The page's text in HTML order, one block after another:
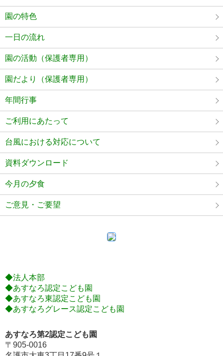
園の特色
一日の流れ
園の活動（保護者専用）
園だより（保護者専用）
年間行事
ご利用にあたって
台風における対応について
資料ダウンロード
今月の夕食
ご意見・ご要望
◆法人本部
◆あすなろ認定こども園
◆あすなろ東認定こども園
◆あすなろグレース認定こども園
あすなろ第2認定こども園
〒905-0016